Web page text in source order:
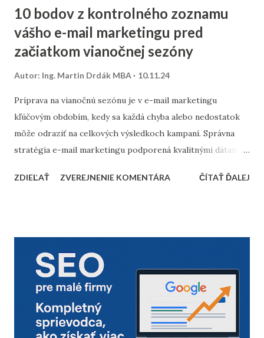
10 bodov z kontrolného zoznamu
vášho e-mail marketingu pred
začiatkom vianočnej sezóny
Autor: Ing. Martin Drdák MBA 10.11.24
Príprava na vianočnú sezónu je v e-mail marketingu
kľúčovým obdobím, kedy sa každá chyba alebo nedostatok
môže odraziť na celkových výsledkoch kampaní. Správna
stratégia e-mail marketingu podporená kvalitnými dátami a
priniesť nárast predajov aj vysokú spokojnosť zákazníkov.
Odfiltrovanie neaktívnych používateľov, starých alebo
neoverených e-mailov vám pomôže zvýšiť mieru
doručiteľnosti a znížiť riziko, že vaše e-maily skončia v
spam priečinku. Zamerajte sa najmä na tých príjemcov, ktorí
dlhodobo neotvárali e-maily – zvážte, či má zmysel ich
ZDIEĽAŤ ZVEREJNENIE KOMENTÁRA ČÍTAŤ ĎALEJ